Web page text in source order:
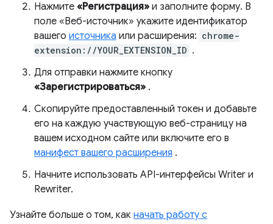
Нажмите «Регистрация» и заполните форму. В
поле «Веб-источник» укажите идентификатор
вашего источника или расширения: chrome-
extension://YOUR_EXTENSION_ID .
Для отправки нажмите кнопку
«Зарегистрироваться» .
Скопируйте предоставленный токен и добавьте
его на каждую участвующую веб-страницу на
вашем исходном сайте или включите его в
манифест вашего расширения .
Начните использовать API-интерфейсы Writer и
Rewriter.
Узнайте больше о том, как начать работу с